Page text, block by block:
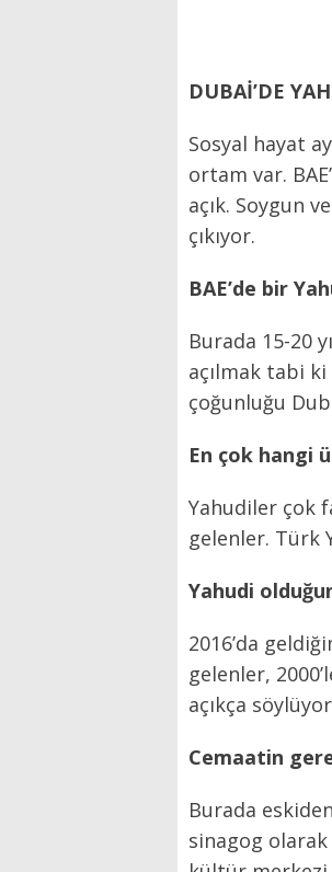
DUBAİ’DE
Sosyal hayat
ortam var.
açık. Soygun
çıkıyor.
BAE’de bir
Burada 15-20
açılmak tabi
çoğunluğu
En çok hangi
Yahudiler çok
gelenler. Türk
Yahudi
2016’da
gelenler,
açıkça
Cemaatin
Burada
sinagog